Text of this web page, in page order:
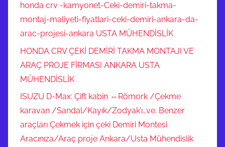
honda crv -kamyonet-Ceki-demiri-takma-
montaj-maliyeti-fiyatlari-ceki-demiri-ankara-da-
arac-projesi-ankara USTA MÜHENDİSLİK
HONDA CRV ÇEKİ DEMİRİ TAKMA MONTAJI VE
ARAÇ PROJE FİRMASI ANKARA USTA
MÜHENDİSLİK
ISUZU D-Max: Çift kabin ⇔Römork /Çekme
karavan /Sandal/Kayık/Zodyak’ı…ve. Benzer
araçları Çekmek için çeki Demiri Montesi
Aracınıza/Araç proje Ankara/Usta Mühendislik